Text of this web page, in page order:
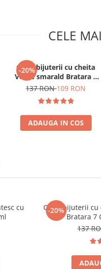
CELE
-20%
Cutie bijuterii cu cheita
Verde smarald Bratara 7
Chakre CADOU
137 RON109 RON
ADAUGA IN COS
cu
-20%
Cutie bijuterii cu
Bratara 7
137